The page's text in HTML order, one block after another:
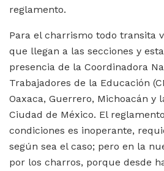
reglamento.
Para el charrismo todo transita
que llegan a las secciones y
presencia de la Coordinadora
Trabajadores de la Educación
Oaxaca, Guerrero, Michoacán y
Ciudad de México. El
condiciones es inoperante,
según sea el caso; pero en la
por los charros, porque desde